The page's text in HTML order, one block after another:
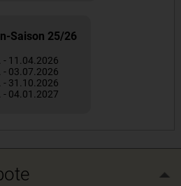
Saison 25/26
- 11.04.2026
- 03.07.2026
- 31.10.2026
- 04.01.2027